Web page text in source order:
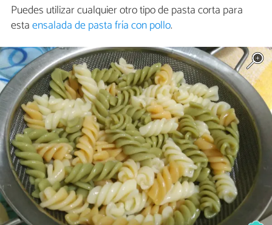
Puedes utilizar cualquier otro tipo de pasta corta para
estaensalada de pasta fría con pollo.